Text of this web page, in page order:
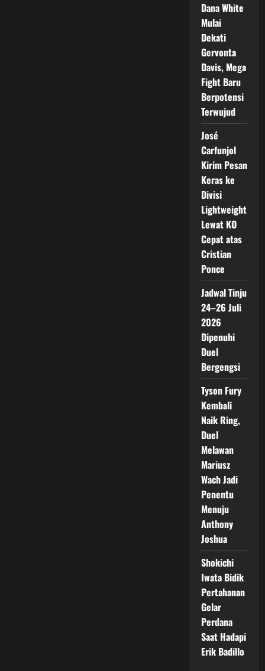
Dana White
Mulai
Dekati
Gervonta
Davis, Mega
Fight Baru
Berpotensi
Terwujud
José
Carfunjol
Kirim Pesan
Keras ke
Divisi
Lightweight
Lewat KO
Cepat atas
Cristian
Ponce
Jadwal Tinju
24–26 Juli
2026
Dipenuhi
Duel
Bergengsi
Tyson Fury
Kembali
Naik Ring,
Duel
Melawan
Mariusz
Wach Jadi
Penentu
Menuju
Anthony
Joshua
Shokichi
Iwata Bidik
Pertahanan
Gelar
Perdana
Saat Hadapi
Erik Badillo